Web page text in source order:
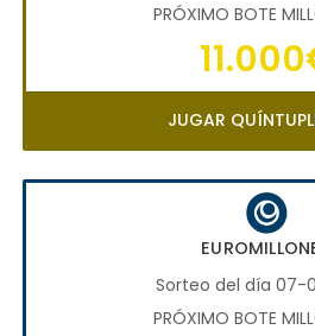
PRÓXIMO BOTE
JUGAR
Sorteo del día 07-
PRÓXIMO BOTE